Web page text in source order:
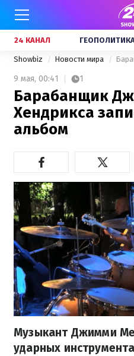
24 КАНАЛ
Showbiz Новости мира
9 мая, 00:41 1
Барабанщик
Хендрикса
альбом
Музыкант Джимми
ударных